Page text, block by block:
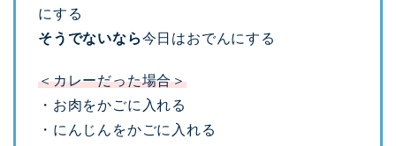
にする
そうでないなら今日はおでんにする
＜カレーだった場合＞
・お肉をかごに入れる
・にんじんをかごに入れる